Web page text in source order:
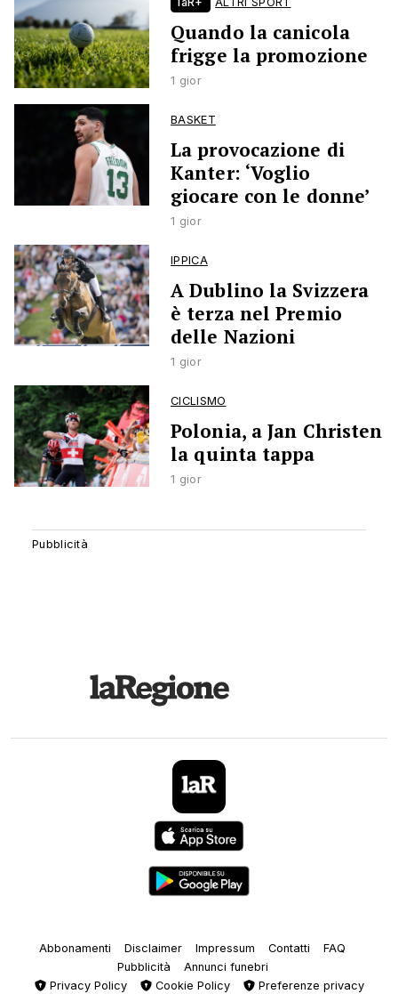
Quando la canicola
frigge la promozione
1 gior
BASKET
La provocazione di
Kanter: ‘Voglio
giocare con le donne’
1 gior
IPPICA
A Dublino la Svizzera
è terza nel Premio
delle Nazioni
1 gior
CICLISMO
Polonia, a Jan Christen
la quinta tappa
1 gior
Abbonamenti Disclaimer Impressum Contatti
FAQ
Pubblicità
Annunci funebri
Privacy Policy
Cookie Policy Preferenze privacy